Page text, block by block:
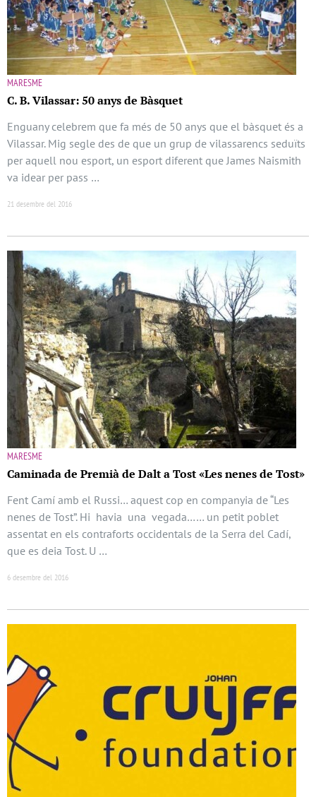
MARESME
C. B. Vilassar: 50 anys de Bàsquet
Enguany celebrem que fa més de 50 anys que el bàsquet és a
Vilassar. Mig segle des de que un grup de vilassarencs seduïts
per aquell nou esport, un esport diferent que James Naismith
va idear per pass …
21 desembre del 2016
MARESME
Caminada de Premià de Dalt a Tost «Les nenes de Tost»
Fent Camí amb el Russi… aquest cop en companyia de “Les
nenes de Tost”. Hi havia una vegada…… un petit poblet
assentat en els contraforts occidentals de la Serra del Cadí,
que es deia Tost. U …
6 desembre del 2016